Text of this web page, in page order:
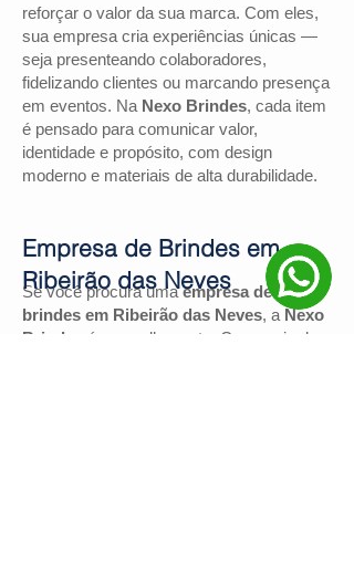
reforçar o valor da sua marca. Com eles,
sua empresa cria experiências únicas —
seja presenteando colaboradores,
fidelizando clientes ou marcando presença
em eventos. Na Nexo Brindes, cada item
é pensado para comunicar valor,
identidade e propósito, com design
moderno e materiais de alta durabilidade.
Se você procura umaempresa de
brindes em Ribeirão das Neves, a Nexo
Brindes
é a escolha certa. Com mais de
Empresa de Brindes em
Ribeirão das Neves